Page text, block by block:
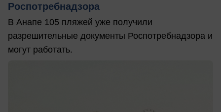
Роспотребнадзора
В Анапе 105 пляжей уже получили
разрешительные документы Роспотребнадзора и
могут работать.